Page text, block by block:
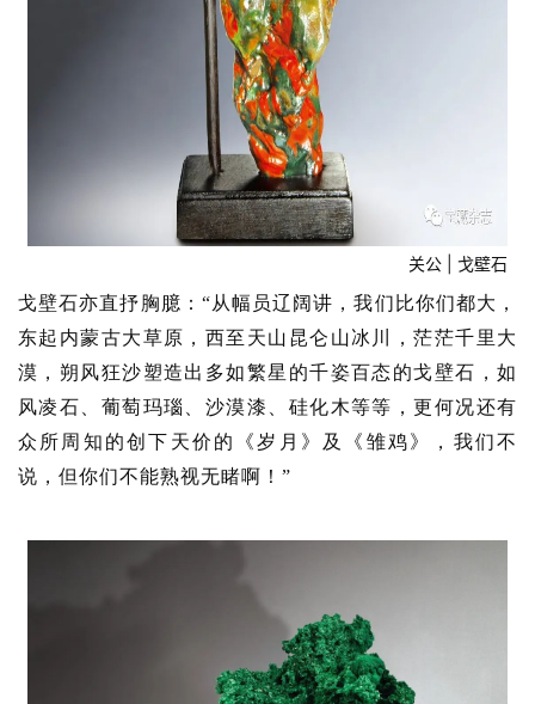
关公 | 戈壁石
戈壁石亦直抒胸臆：“从幅员辽阔讲，我们比你们都大，
东起内蒙古大草原，西至天山昆仑山冰川，茫茫千里大
漠，朔风狂沙塑造出多如繁星的千姿百态的戈壁石，如
风凌石、葡萄玛瑙、沙漠漆、硅化木等等，更何况还有
众所周知的创下天价的《岁月》及《雏鸡》，我们不
说，但你们不能熟视无睹啊！”